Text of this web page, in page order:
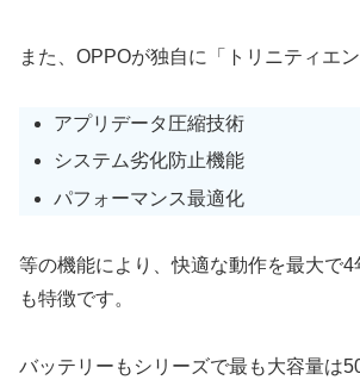
また、OPPOが独自に「トリニティエ
アプリデータ圧縮技術
システム劣化防止機能
パフォーマンス最適化
等の機能により、快適な動作を最大で
も特徴です。
バッテリーもシリーズで最も大容量は